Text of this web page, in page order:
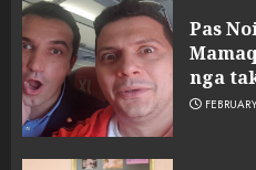
Pas
nga